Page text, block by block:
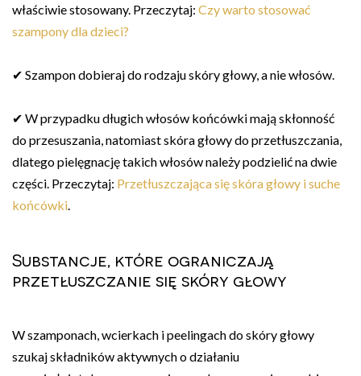
właściwie stosowany. Przeczytaj: Czy warto stosować
szampony dla dzieci?
✔ Szampon dobieraj do rodzaju skóry głowy, a nie włosów.
✔ W przypadku długich włosów końcówki mają skłonność
do przesuszania, natomiast skóra głowy do przetłuszczania,
dlatego pielęgnację takich włosów należy podzielić na dwie
części. Przeczytaj: Przetłuszczająca się skóra głowy i suche
końcówki
Substancje, które ograniczają
przetłuszczanie się skóry głowy
W szamponach, wcierkach i peelingach do skóry głowy
szukaj składników aktywnych o działaniu